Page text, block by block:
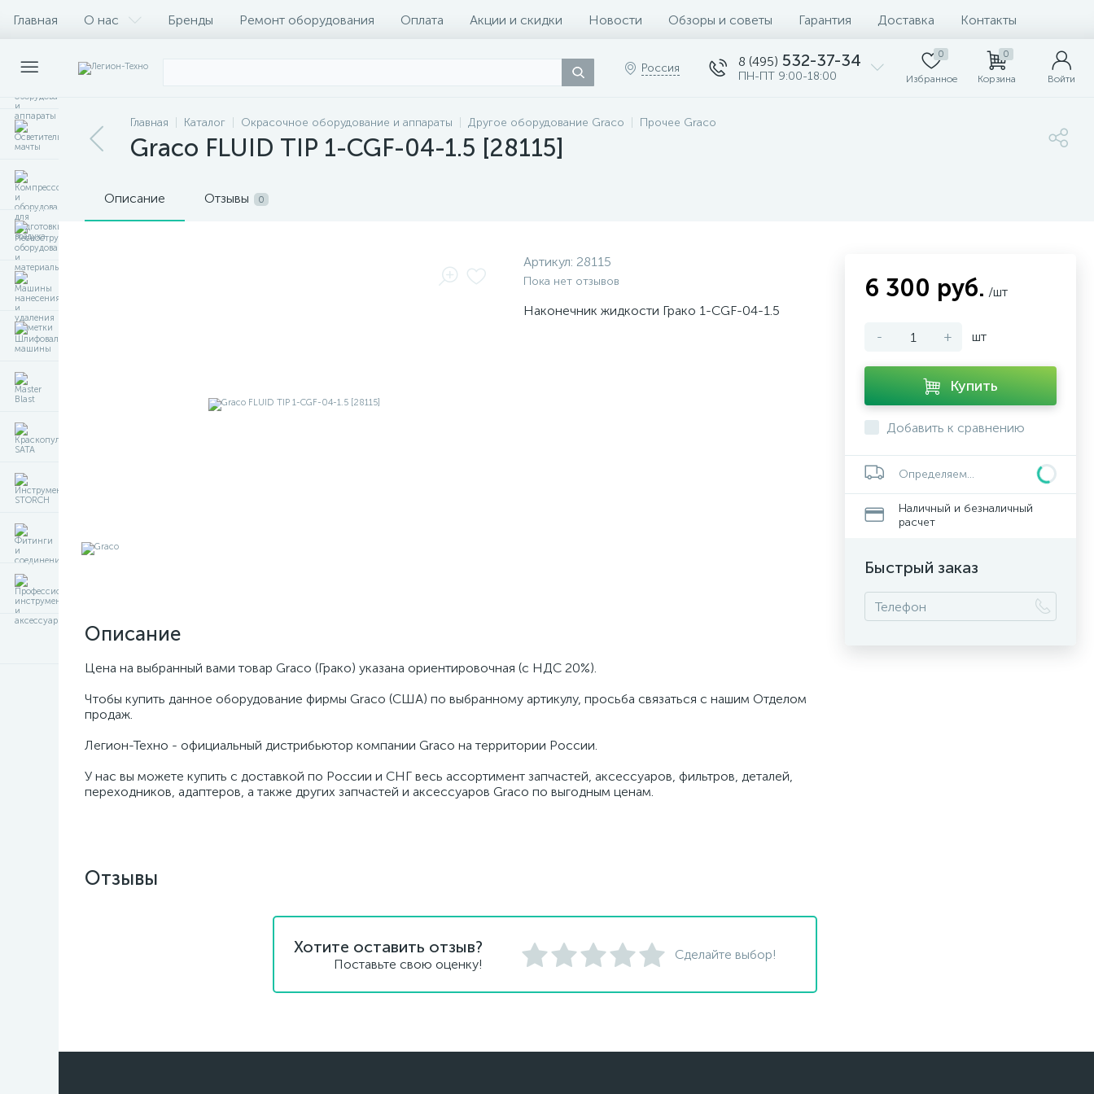
Главная О нас Бренды Ремонт оборудования Оплата Акции и скидки Новости Обзоры и советы Гарантия Доставка Контакты
Россия 8 (495) 532-37-34
ПН-ПТ 9:00-18:00
0
Избранное
0
Корзина Войти
Главная Каталог Окрасочное оборудование и аппараты Другое оборудование Graco Прочее Graco
Graco FLUID TIP 1-CGF-04-1.5 [28115]
Описание Отзывы 0
Артикул: 28115
Пока нет отзывов
Наконечник жидкости Грако 1-CGF-04-1.5
Описание
Цена на выбранный вами товар Graco (Грако) указана ориентировочная (с НДС 20%).
Чтобы купить данное оборудование фирмы Graco (США) по выбранному артикулу, просьба связаться с нашим Отделом
продаж.
Легион-Техно - официальный дистрибьютор компании Graco на территории России.
У нас вы можете купить с доставкой по России и СНГ весь ассортимент запчастей, аксессуаров, фильтров, деталей,
переходников, адаптеров, а также других запчастей и аксессуаров Graco по выгодным ценам.
6 300 руб. /шт
- + шт
Купить
Добавить к сравнению
Определяем...
Наличный и безналичный
расчет
Быстрый заказ
Отзывы
Хотите оставить отзыв?
Поставьте свою оценку!
Сделайте выбор!